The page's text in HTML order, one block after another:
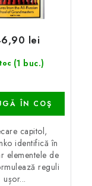
(1 buc.)
lei
ÎN COŞ
capitol,
identifică în
elementele de
reguli
ușor...